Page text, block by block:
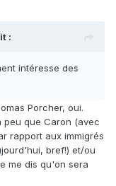
:
intéresse des
Porcher, oui.
peu que Caron (avec
rapport aux immigrés
bref!) et/ou
me dis qu'on sera